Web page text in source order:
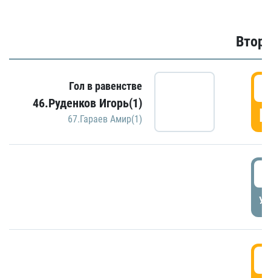
Гол в равенстве
46.Руденков Игорь(1)
67.Гараев Амир(1)